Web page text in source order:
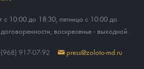
с 10:00 до 18:30, пятница с 10:00 до
воскресенье - выходной.
917-07-92 press@zoloto-md.ru